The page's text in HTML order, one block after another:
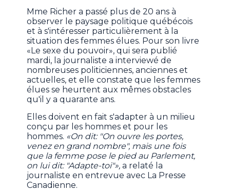
Mme Richer a passé plus de 20 ans à
observer le paysage politique québécois
et à s'intéresser particulièrement à la
situation des femmes élues. Pour son livre
«Le sexe du pouvoir», qui sera publié
mardi, la journaliste a interviewé de
nombreuses politiciennes, anciennes et
actuelles, et elle constate que les femmes
élues se heurtent aux mêmes obstacles
qu'il y a quarante ans.
Elles doivent en fait s'adapter à un milieu
conçu par les hommes et pour les
hommes. «On dit: "On ouvre les portes,
venez en grand nombre", mais une fois
que la femme pose le pied au Parlement,
on lui dit: "Adapte-toi"», a relaté la
journaliste en entrevue avec La Presse
Canadienne.